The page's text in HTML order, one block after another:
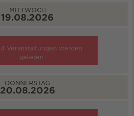
MITTWOCH
19.08.2026
4 Veranstaltungen werden
geladen
DONNERSTAG
20.08.2026